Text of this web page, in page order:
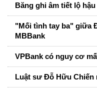
Băng ghi âm tiết lộ
"Mối tình tay ba" giữa
MBBank
VPBank có nguy cơ
Luật sư Đỗ Hữu Chiến